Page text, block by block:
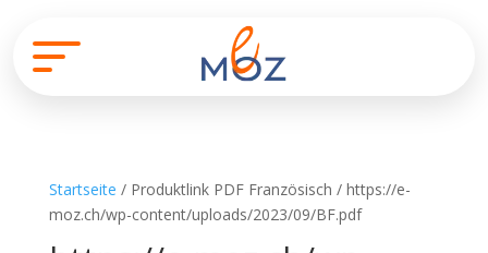
Startseite / Produktlink PDF Französisch / https://e-
moz.ch/wp-content/uploads/2023/09/BF.pdf